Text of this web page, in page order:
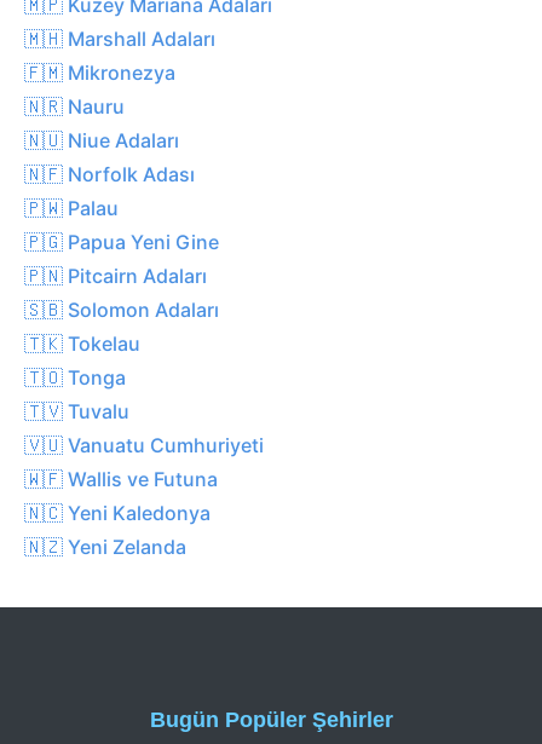
🇲🇭 Marshall Adaları
🇫🇲 Mikronezya
🇳🇷 Nauru
🇳🇺 Niue Adaları
🇳🇫 Norfolk Adası
🇵🇼 Palau
🇵🇬 Papua Yeni Gine
🇵🇳 Pitcairn Adaları
🇸🇧 Solomon Adaları
🇹🇰 Tokelau
🇹🇴 Tonga
🇹🇻 Tuvalu
🇻🇺 Vanuatu Cumhuriyeti
🇼🇫 Wallis ve Futuna
🇳🇨 Yeni Kaledonya
🇳🇿 Yeni Zelanda
Bugün Popüler Şehirler